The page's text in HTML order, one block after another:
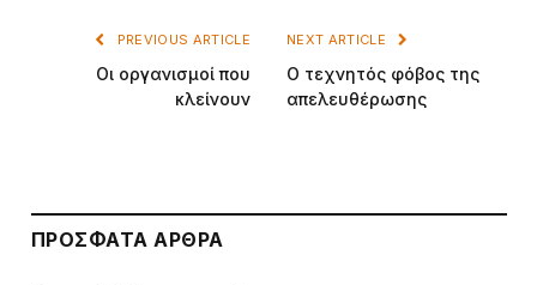
PREVIOUS ARTICLE
Οι οργανισμοί που
κλείνουν
NEXT ARTICLE
Ο τεχνητός φόβος της
απελευθέρωσης
ΠΡΌΣΦΑΤΑ ΆΡΘΡΑ